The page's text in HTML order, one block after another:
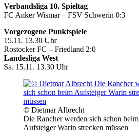
Verbandsliga 10. Spieltag
FC Anker Wismar – FSV Schwerin 0:3
Vorgezogene Punktspiele
15.11. 13.30 Uhr
Rostocker FC – Friedland 2:0
Landesliga West
Sa. 15.11. 13.30 Uhr
© Dietmar Albrecht
Die Rancher werden sich schon beim
Aufsteiger Warin strecken müssen